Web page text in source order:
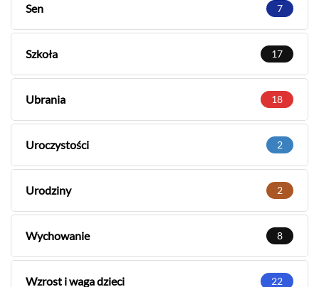
Sen 7
Szkoła 17
Ubrania 18
Uroczystości 2
Urodziny 2
Wychowanie 8
Wzrost i waga dzieci 22